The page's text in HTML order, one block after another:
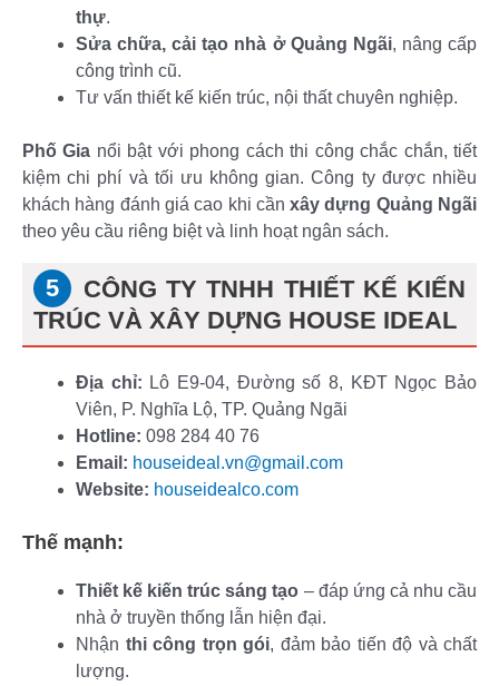
thự.
Sửa chữa, cải tạo nhà ở Quảng Ngãi, nâng cấp
công trình cũ.
Tư vấn thiết kế kiến trúc, nội thất chuyên nghiệp.
Phố Gia nổi bật với phong cách thi công chắc chắn, tiết
kiệm chi phí và tối ưu không gian. Công ty được nhiều
khách hàng đánh giá cao khi cầnxây dựng Quảng Ngãi
theo yêu cầu riêng biệt và linh hoạt ngân sách.
CÔNG TY TNHH THIẾT KẾ KIẾN
TRÚC VÀ XÂY DỰNG HOUSE IDEAL
Địa chỉ: Lô E9-04, Đường số 8, KĐT Ngọc Bảo
Viên, P. Nghĩa Lộ, TP. Quảng Ngãi
Hotline: 098 284 40 76
Email: houseideal.vn@gmail.com
Website: houseidealco.com
Thế mạnh:
Thiết kế kiến trúc sáng tạo – đáp ứng cả nhu cầu
nhà ở truyền thống lẫn hiện đại.
Nhận thi công trọn gói, đảm bảo tiến độ và chất
lượng.